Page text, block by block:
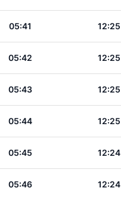
05:41 12:25
05:42 12:25
05:43 12:25
05:44 12:25
05:45 12:24
05:46 12:24